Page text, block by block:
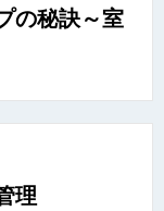
の秘訣～室
理